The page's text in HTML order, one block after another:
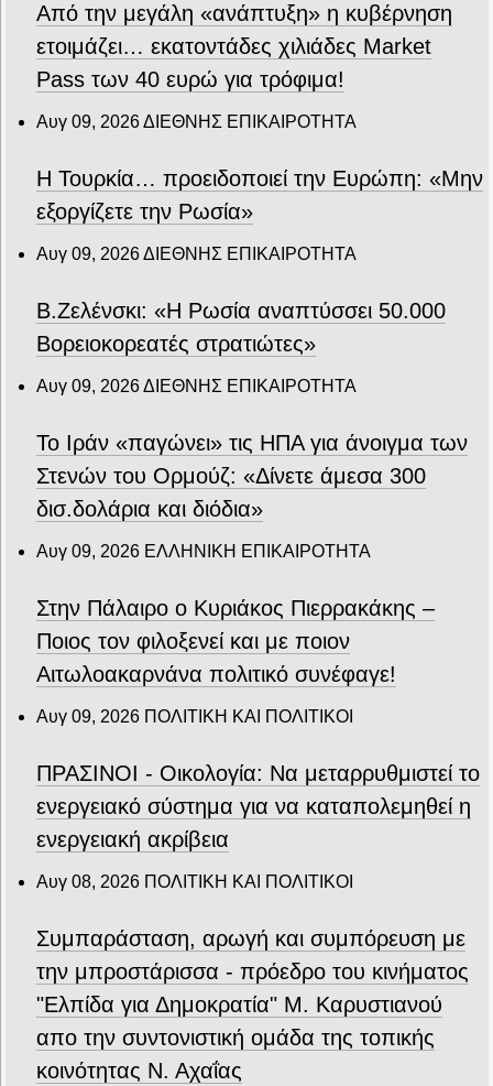
Από την μεγάλη «ανάπτυξη» η κυβέρνηση
ετοιμάζει… εκατοντάδες χιλιάδες Market
Pass των 40 ευρώ για τρόφιμα!
Αυγ 09, 2026ΔΙΕΘΝΗΣ ΕΠΙΚΑΙΡΟΤΗΤΑ
Η Τουρκία… προειδοποιεί την Ευρώπη: «Μην
εξοργίζετε την Ρωσία»
Αυγ 09, 2026ΔΙΕΘΝΗΣ ΕΠΙΚΑΙΡΟΤΗΤΑ
Β.Ζελένσκι: «Η Ρωσία αναπτύσσει 50.000
Βορειοκορεατές στρατιώτες»
Αυγ 09, 2026ΔΙΕΘΝΗΣ ΕΠΙΚΑΙΡΟΤΗΤΑ
Το Ιράν «παγώνει» τις ΗΠΑ για άνοιγμα των
Στενών του Ορμούζ: «Δίνετε άμεσα 300
δισ.δολάρια και διόδια»
Αυγ 09, 2026 ΕΛΛΗΝΙΚΗ ΕΠΙΚΑΙΡΟΤΗΤΑ
Στην Πάλαιρο ο Κυριάκος Πιερρακάκης –
Ποιος τον φιλοξενεί και με ποιον
Αιτωλοακαρνάνα πολιτικό συνέφαγε!
Αυγ 09, 2026 ΠΟΛΙΤΙΚΗ ΚΑΙ ΠΟΛΙΤΙΚΟΙ
ΠΡΑΣΙΝΟΙ - Οικολογία: Να μεταρρυθμιστεί το
ενεργειακό σύστημα για να καταπολεμηθεί η
ενεργειακή ακρίβεια
Αυγ 08, 2026 ΠΟΛΙΤΙΚΗ ΚΑΙ ΠΟΛΙΤΙΚΟΙ
Συμπαράσταση, αρωγή και συμπόρευση με
την μπροστάρισσα - πρόεδρο του κινήματος
"Ελπίδα για Δημοκρατία" Μ. Καρυστιανού
απο την συντονιστική ομάδα της τοπικής
κοινότητας Ν. Αχαΐας